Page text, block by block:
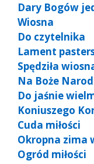
Dary Bogów
Wiosna
Do czytelnika
Lament
Spędziła
Na Boże
Do jaśnie
Koniuszego
Cuda miłości
Okropna zima
Ogród miłości